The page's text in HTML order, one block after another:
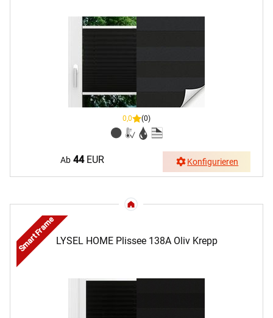
0,0 (0)
Ab 44EUR Konfigurieren
LYSEL HOME Plissee 138A Oliv Krepp
Smart Frame